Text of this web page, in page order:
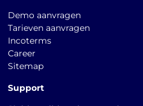
Demo aanvragen
Tarieven aanvragen
Incoterms
Career
Sitemap
Support